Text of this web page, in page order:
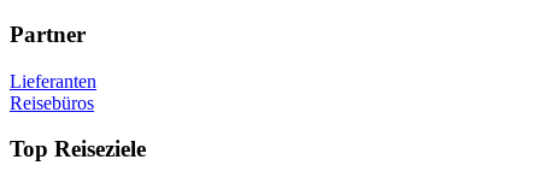
Partner
Lieferanten
Reisebüros
Top Reiseziele